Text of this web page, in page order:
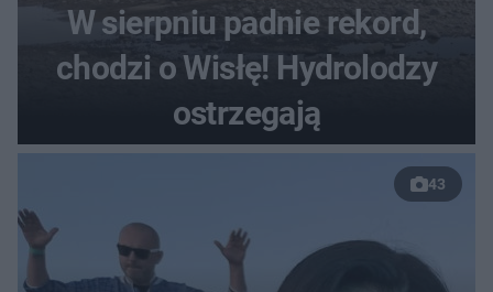
W sierpniu padnie rekord,
chodzi o Wisłę! Hydrolodzy
ostrzegają
43